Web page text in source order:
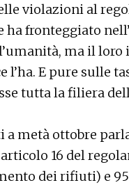
violazioni al
ha fronteggiato
ma il
l’ha. E pure sulle
tutta la filiera
a metà ottobre
16 del
dei rifiuti) e